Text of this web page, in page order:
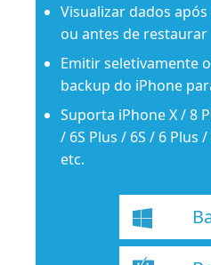
Visualizar dados
ou antes de restaurar
Emitir seletivamente
backup do iPhone
Suporta iPhone X / 8
/ 6S Plus / 6S / 6 Plus
etc.